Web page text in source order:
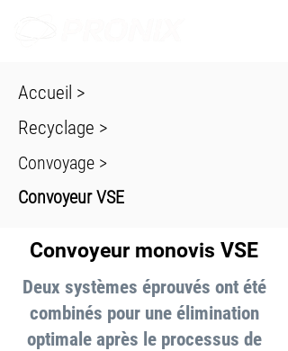
Accueil >
Recyclage >
Convoyage >
Convoyeur VSE
Convoyeur monovis VSE
Deux systèmes éprouvés ont été
combinés pour une élimination
optimale après le processus de